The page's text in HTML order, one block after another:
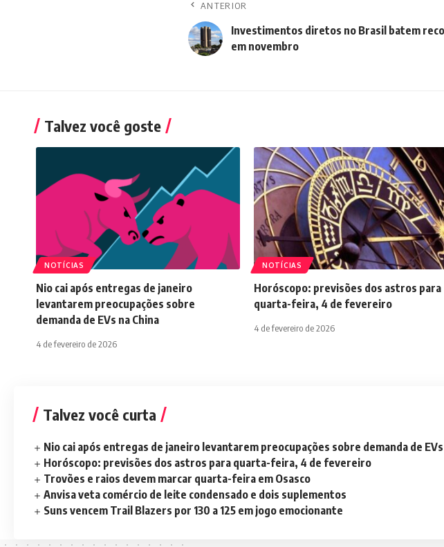
ANTERIOR
Investimentos diretos no Brasil batem
em novembro
Talvez você goste
NOTÍCIAS
Nio cai após entregas de janeiro
levantarem preocupações sobre
demanda de EVs na China
4 de fevereiro de 2026
NOTÍCIAS
Horóscopo: previsões dos astros para
quarta-feira, 4 de fevereiro
4 de fevereiro de 2026
Talvez você curta
Nio cai após entregas de janeiro levantarem preocupações sobre demanda de EVs
Horóscopo: previsões dos astros para quarta-feira, 4 de fevereiro
Trovões e raios devem marcar quarta-feira em Osasco
Anvisa veta comércio de leite condensado e dois suplementos
Suns vencem Trail Blazers por 130 a 125 em jogo emocionante